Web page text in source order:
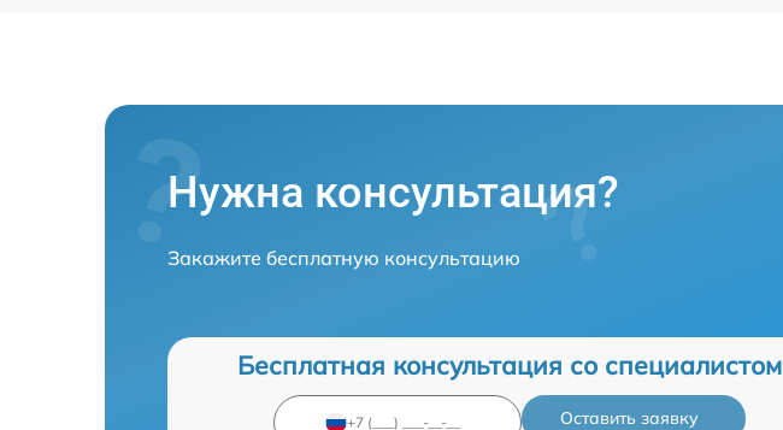
Нужна консультация?
Закажите бесплатную консультацию
Бесплатная консультация со специалистом
Оставить заявку